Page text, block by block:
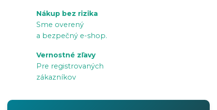
Nákup bez rizika
Sme overený
a bezpečný e-shop.
Vernostné zľavy
Pre registrovaných
zákazníkov